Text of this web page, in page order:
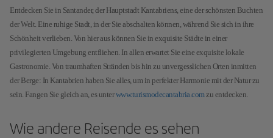
Entdecken Sie in Santander, der Hauptstadt Kantabriens, eine der schönsten Buchten
der Welt. Eine ruhige Stadt, in der Sie abschalten können, während Sie sich in ihre
Schönheit verlieben. Von hier aus können Sie in exquisite Städte in einer
privilegierten Umgebung entfliehen. In allen erwartet Sie eine exquisite lokale
Gastronomie. Von traumhaften Stränden bis hin zu unvergesslichen Orten inmitten
der Berge: In Kantabrien haben Sie alles, um in perfekter Harmonie mit der Natur zu
sein. Fangen Sie gleich an, es unterwww.turismodecantabria.comzu entdecken.
Wie andere Reisende es sehen